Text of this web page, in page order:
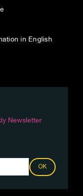
in English
Newsletter
OK